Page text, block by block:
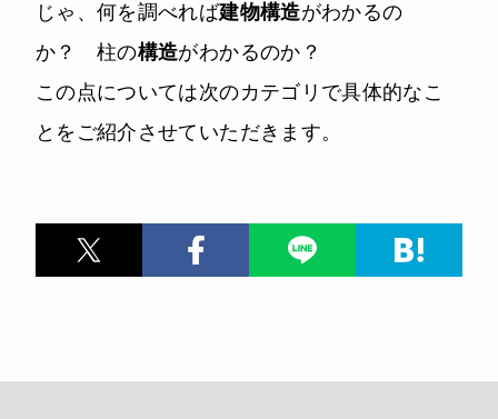
じゃ、何を調べれば建物構造がわかるの
か？ 柱の構造がわかるのか？
この点については次のカテゴリで具体的なこ
とをご紹介させていただきます。